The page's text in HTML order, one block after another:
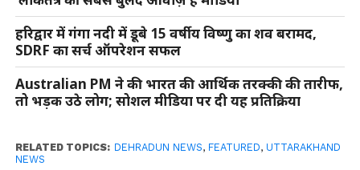
हरिद्वार में गंगा नदी में डूबे 15 वर्षीय विष्णु का शव बरामद,
SDRF का सर्च ऑपरेशन सफल
Australian PM ने की भारत की आर्थिक तरक्की की तारीफ,
तो भड़क उठे लोग; सोशल मीडिया पर दी यह प्रतिक्रिया
RELATED TOPICS: DEHRADUN NEWS, FEATURED, UTTARAKHAND
NEWS